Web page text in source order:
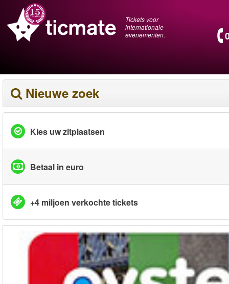
Tickets voor
internationale
evenementen.
Nieuwe zoek
Kies uw zitplaatsen
Betaal in euro
+4 miljoen verkochte tickets